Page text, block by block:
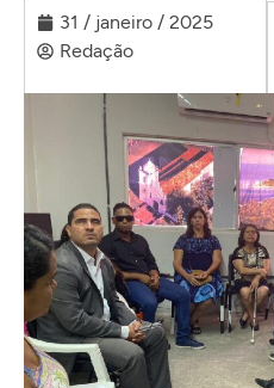
31 / janeiro / 2025
Redação